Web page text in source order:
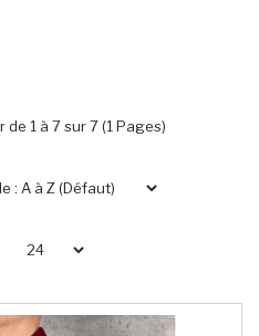
de 1 à 7 sur 7 (1 Pages)